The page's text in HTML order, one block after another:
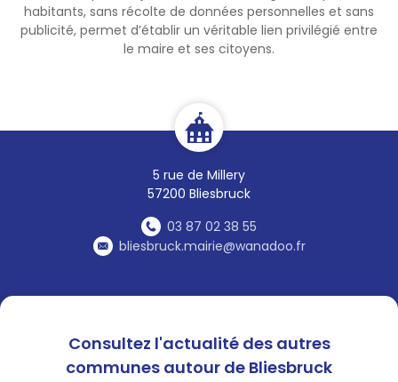
habitants, sans récolte de données personnelles et sans
publicité, permet d’établir un véritable lien privilégié entre
le maire et ses citoyens.
5 rue de Millery
57200 Bliesbruck
03 87 02 38 55
bliesbruck.mairie@wanadoo.fr
Consultez l'actualité des autres
communes autour de Bliesbruck